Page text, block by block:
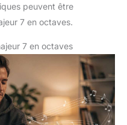
peuvent être
7 en octaves.
7 en octaves